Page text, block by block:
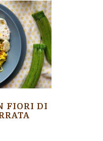
FIORI DI